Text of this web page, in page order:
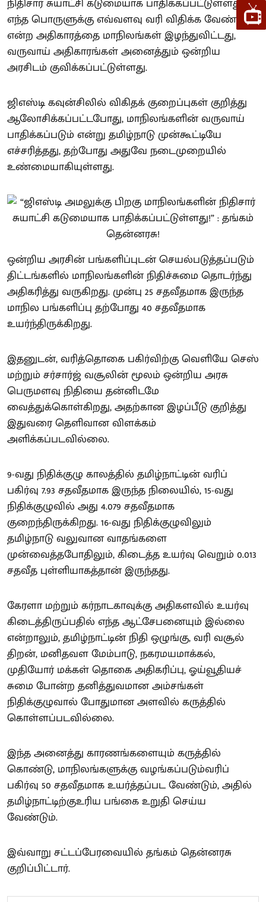
நிதிசார் சுயாட்சி கடுமையாக பாதிக்கப்பட்டுள்ளது.
எந்த பொருளுக்கு எவ்வளவு வரி விதிக்க வேண்டும்
என்ற அதிகாரத்தை மாநிலங்கள் இழந்துவிட்டது,
வருவாய் அதிகாரங்கள் அனைத்தும் ஒன்றிய
அரசிடம் குவிக்கப்பட்டுள்ளது.
ஜிஎஸ்டி கவுன்சிலில் விகிதக் குறைப்புகள் குறித்து
ஆலோசிக்கப்பட்டபோது, மாநிலங்களின் வருவாய்
பாதிக்கப்படும் என்று தமிழ்நாடு முன்கூட்டியே
எச்சரித்தது, தற்போது அதுவே நடைமுறையில்
உண்மையாகியுள்ளது.
ஒன்றிய அரசின் பங்களிப்புடன் செயல்படுத்தப்படும்
திட்டங்களில் மாநிலங்களின் நிதிச்சுமை தொடர்ந்து
அதிகரித்து வருகிறது. முன்பு 25 சதவீதமாக இருந்த
மாநில பங்களிப்பு தற்போது 40 சதவீதமாக
உயர்ந்திருக்கிறது.
இதனுடன், வரித்தொகை பகிர்விற்கு வெளியே செஸ்
மற்றும் சர்சார்ஜ் வசூலின் மூலம் ஒன்றிய அரசு
பெருமளவு நிதியை தன்னிடமே
வைத்துக்கொள்கிறது, அதற்கான இழப்பீடு குறித்து
இதுவரை தெளிவான விளக்கம்
அளிக்கப்படவில்லை.
9-வது நிதிக்குழு காலத்தில் தமிழ்நாட்டின் வரிப்
பகிர்வு 7.93 சதவீதமாக இருந்த நிலையில், 15-வது
நிதிக்குழுவில் அது 4.079 சதவீதமாக
குறைந்திருக்கிறது. 16-வது நிதிக்குழுவிலும்
தமிழ்நாடு வலுவான வாதங்களை
முன்வைத்தபோதிலும், கிடைத்த உயர்வு வெறும் 0.013
சதவீத புள்ளியாகத்தான் இருந்தது.
கேரளா மற்றும் கர்நாடகாவுக்கு அதிகளவில் உயர்வு
கிடைத்திருப்பதில் எந்த ஆட்சேபனையும் இல்லை
என்றாலும், தமிழ்நாட்டின் நிதி ஒழுங்கு, வரி வசூல்
திறன், மனிதவள மேம்பாடு, நகரமயமாக்கல்,
முதியோர் மக்கள் தொகை அதிகரிப்பு, ஓய்வூதியச்
சுமை போன்ற தனித்துவமான அம்சங்கள்
நிதிக்குழுவால் போதுமான அளவில் கருத்தில்
கொள்ளப்படவில்லை.
இந்த அனைத்து காரணங்களையும் கருத்தில்
கொண்டு, மாநிலங்களுக்கு வழங்கப்படும்வரிப்
பகிர்வு 50 சதவீதமாக உயர்த்தப்பட வேண்டும், அதில்
தமிழ்நாட்டிற்குஉரிய பங்கை உறுதி செய்ய
வேண்டும்.
இவ்வாறு சட்டப்பேரவையில் தங்கம் தென்னரசு
குறிப்பிட்டார்.